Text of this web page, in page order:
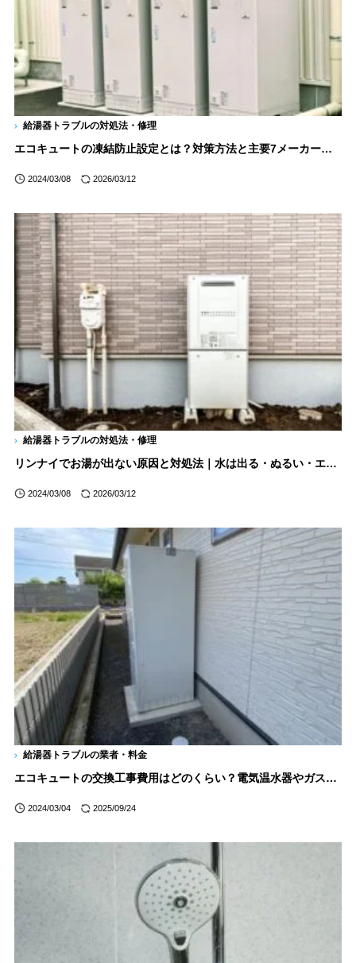
給湯器トラブルの対処法・修理
エコキュートの凍結防止設定とは？対策方法と主要7メーカーの違いを解説
2024/03/08 2026/03/12
給湯器トラブルの対処法・修理
リンナイでお湯が出ない原因と対処法｜水は出る・ぬるい・エラーコードも解説
2024/03/08 2026/03/12
給湯器トラブルの業者・料金
エコキュートの交換工事費用はどのくらい？電気温水器やガス給湯器からの交換も解説
2024/03/04 2025/09/24